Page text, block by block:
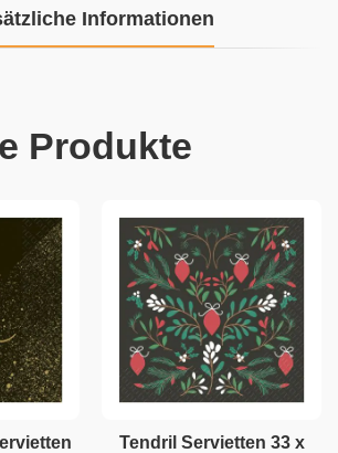
Informationen
Produkte
Tendril Servietten 33 x